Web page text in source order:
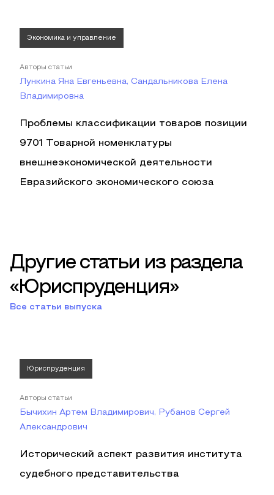
Экономика и управление
Авторы статьи
Лункина Яна Евгеньевна, Сандальникова Елена
Владимировна
Проблемы классификации товаров позиции
9701 Товарной номенклатуры
внешнеэкономической деятельности
Евразийского экономического союза
Другие статьи из раздела
«Юриспруденция»
Все статьи выпуска
Юриспруденция
Авторы статьи
Бычихин Артем Владимирович, Рубанов Сергей
Александрович
Исторический аспект развития института
судебного представительства